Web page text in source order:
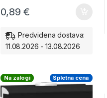
0,89€
Predvidena dostava:
11.08.2026 - 13.08.2026
Na zalogi Spletna cena